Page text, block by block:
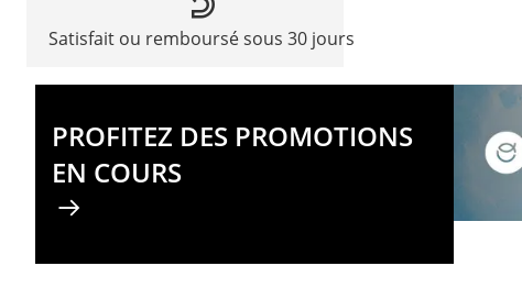
Satisfait ou remboursé sous 30 jours
PROFITEZ DES PROMOTIONS
EN COURS